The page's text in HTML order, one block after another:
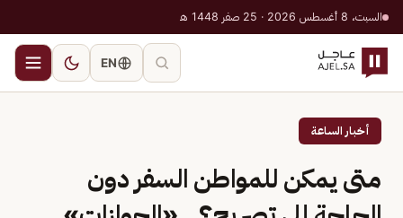
السبت، 8 أغسطس 2026 · 25 صفر 1448 هـ
EN
أخبار الساعة
متى يمكن للمواطن السفر دون